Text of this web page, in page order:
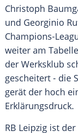
Christoph
und Georginio
Champions-
weiter am
der Werksklub
gescheitert - die
gerät der hoch
Erklärungsdruck.
RB Leipzig ist